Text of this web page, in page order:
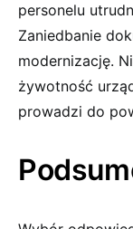
personelu
Zaniedbanie
modernizację.
żywotność
prowadzi do